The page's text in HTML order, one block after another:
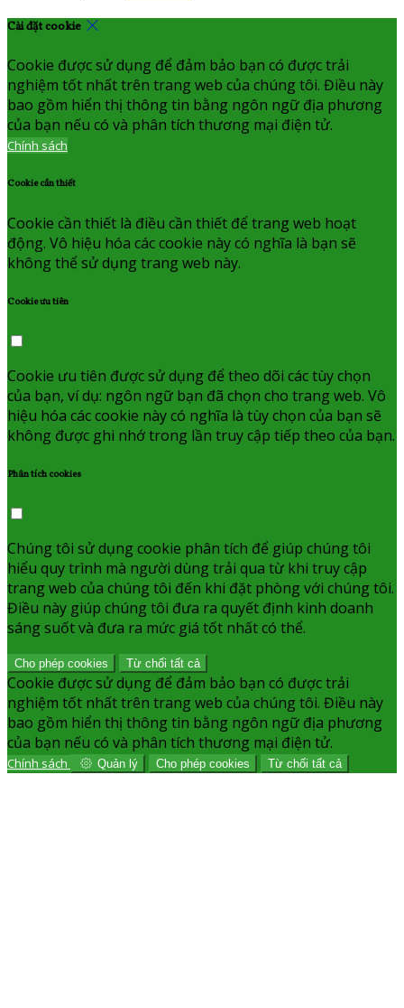
Cài đặt cookie
Cookie được sử dụng để đảm bảo bạn có được trải
nghiệm tốt nhất trên trang web của chúng tôi. Điều này
bao gồm hiển thị thông tin bằng ngôn ngữ địa phương
của bạn nếu có và phân tích thương mại điện tử.
Chính sách
Cookie cần thiết
Cookie cần thiết là điều cần thiết để trang web hoạt
động. Vô hiệu hóa các cookie này có nghĩa là bạn sẽ
không thể sử dụng trang web này.
Cookie ưu tiên
Cookie ưu tiên được sử dụng để theo dõi các tùy chọn
của bạn, ví dụ: ngôn ngữ bạn đã chọn cho trang web. Vô
hiệu hóa các cookie này có nghĩa là tùy chọn của bạn sẽ
không được ghi nhớ trong lần truy cập tiếp theo của bạn.
Phân tích cookies
Chúng tôi sử dụng cookie phân tích để giúp chúng tôi
hiểu quy trình mà người dùng trải qua từ khi truy cập
trang web của chúng tôi đến khi đặt phòng với chúng tôi.
Điều này giúp chúng tôi đưa ra quyết định kinh doanh
sáng suốt và đưa ra mức giá tốt nhất có thể.
Cho phép cookies Từ chối tất cả
Cookie được sử dụng để đảm bảo bạn có được trải
nghiệm tốt nhất trên trang web của chúng tôi. Điều này
bao gồm hiển thị thông tin bằng ngôn ngữ địa phương
của bạn nếu có và phân tích thương mại điện tử.
Chính sách Quản lý Cho phép cookies Từ chối tất cả